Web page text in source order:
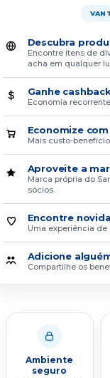
Descubra
Encontre itens de
acha em qualquer
Ganhe
Economia
Economize
Mais custo-
Aproveite a
Marca própria do
sócios.
Encontre
Uma experiência
Adicione
Compartilhe os
Ambiente
seguro